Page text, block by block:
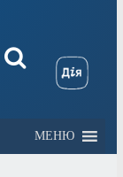
МЕНЮ